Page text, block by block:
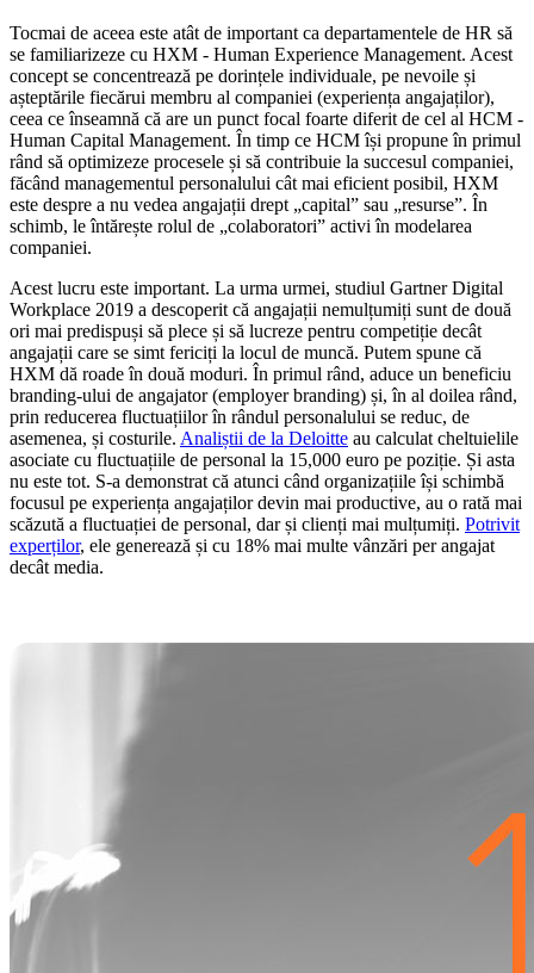
Tocmai de aceea este atât de important ca departamentele de HR să
se familiarizeze cu HXM - Human Experience Management. Acest
concept se concentrează pe dorințele individuale, pe nevoile și
așteptările fiecărui membru al companiei (experiența angajaților),
ceea ce înseamnă că are un punct focal foarte diferit de cel al HCM -
Human Capital Management. În timp ce HCM își propune în primul
rând să optimizeze procesele și să contribuie la succesul companiei,
făcând managementul personalului cât mai eficient posibil, HXM
este despre a nu vedea angajații drept „capital” sau „resurse”. În
schimb, le întărește rolul de „colaboratori” activi în modelarea
companiei.
Acest lucru este important. La urma urmei, studiul Gartner Digital
Workplace 2019 a descoperit că angajații nemulțumiți sunt de două
ori mai predispuși să plece și să lucreze pentru competiție decât
angajații care se simt fericiți la locul de muncă. Putem spune că
HXM dă roade în două moduri. În primul rând, aduce un beneficiu
branding-ului de angajator (employer branding) și, în al doilea rând,
prin reducerea fluctuațiilor în rândul personalului se reduc, de
asemenea, și costurile. Analiștii de la Deloitte au calculat cheltuielile
asociate cu fluctuațiile de personal la 15,000 euro pe poziție. Și asta
nu este tot. S-a demonstrat că atunci când organizațiile își schimbă
focusul pe experiența angajaților devin mai productive, au o rată mai
scăzută a fluctuației de personal, dar și clienți mai mulțumiți. Potrivit
experților, ele generează și cu 18% mai multe vânzări per angajat
decât media.